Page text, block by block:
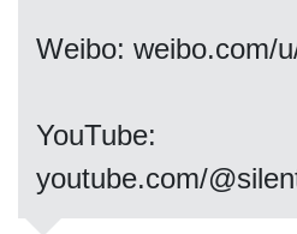
聯絡我們
Weibo: weibo.com/
​​​​​​​YouTube:
youtube.com/